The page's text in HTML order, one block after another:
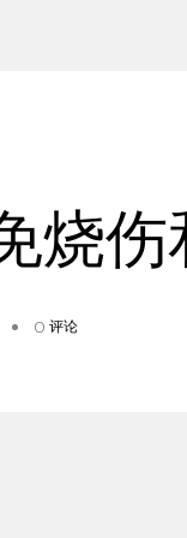
烧伤
0 评论